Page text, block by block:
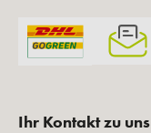
Ihr Kontakt zu uns